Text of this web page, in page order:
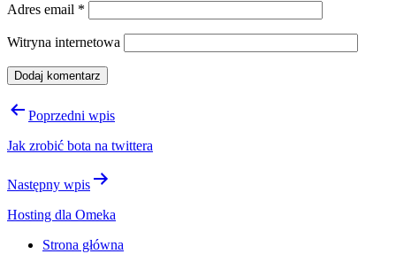
Adres email *
Witryna internetowa
Nawigacja
Poprzedni wpis
Jak zrobić bota na twittera
Następny wpis
Hosting dla Omeka
Strona główna